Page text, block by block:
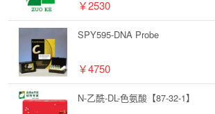
￥2530
SPY595-DNA Probe
￥4750
N-乙酰-DL-色氨酸【87-32-1】